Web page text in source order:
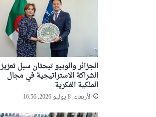
الجزائر والويبو تبحثان سبل تعزيز
الشراكة الاستراتيجية في مجال
الملكية الفكرية
الأربعاء, 8 يوليو 2026, 16:56